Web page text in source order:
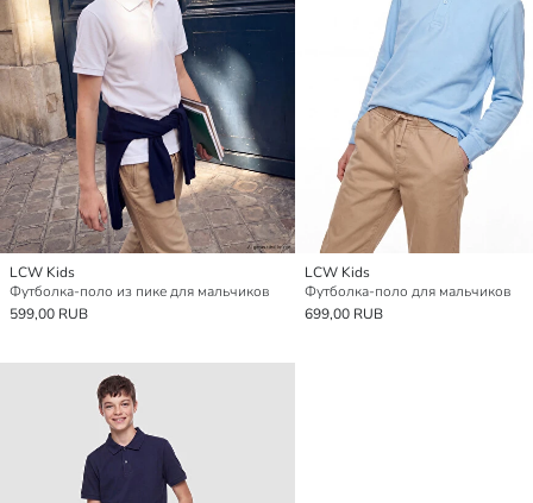
LCW Kids
Футболка-поло из пике для мальчиков
599,00 RUB
LCW Kids
Футболка-поло для мальчиков
699,00 RUB